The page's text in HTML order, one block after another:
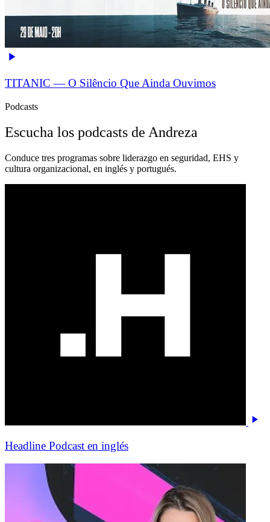
TITANIC — O Silêncio Que Ainda Ouvimos
Podcasts
Escucha los podcasts de Andreza
Conduce tres programas sobre liderazgo en seguridad, EHS y
cultura organizacional, en inglés y portugués.
Headline Podcast en inglés